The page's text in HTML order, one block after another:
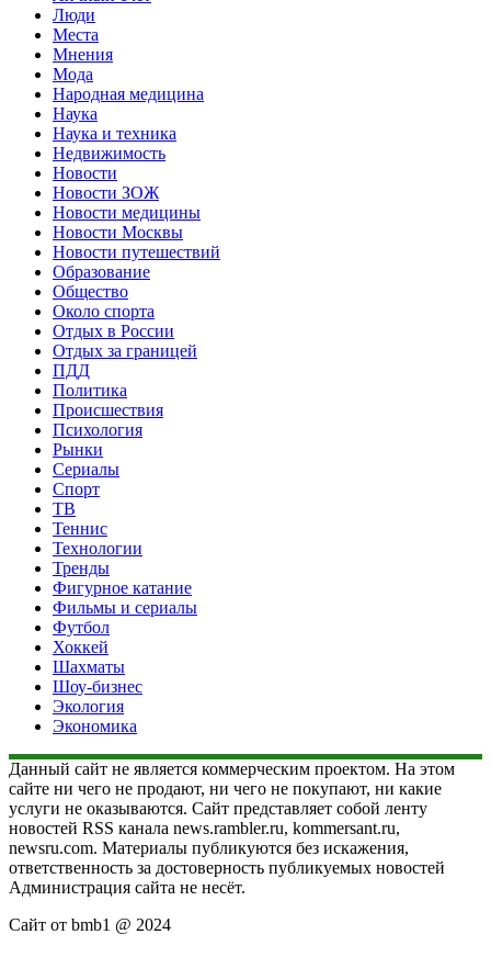
Люди
Места
Мнения
Мода
Народная медицина
Наука
Наука и техника
Недвижимость
Новости
Новости ЗОЖ
Новости медицины
Новости Москвы
Новости путешествий
Образование
Общество
Около спорта
Отдых в России
Отдых за границей
ПДД
Политика
Происшествия
Психология
Рынки
Сериалы
Спорт
ТВ
Теннис
Технологии
Тренды
Фигурное катание
Фильмы и сериалы
Футбол
Хоккей
Шахматы
Шоу-бизнес
Экология
Экономика
Данный сайт не является коммерческим проектом. На этом
сайте ни чего не продают, ни чего не покупают, ни какие
услуги не оказываются. Сайт представляет собой ленту
новостей RSS канала news.rambler.ru, kommersant.ru,
newsru.com. Материалы публикуются без искажения,
ответственность за достоверность публикуемых новостей
Администрация сайта не несёт.
Сайт от bmb1 @ 2024